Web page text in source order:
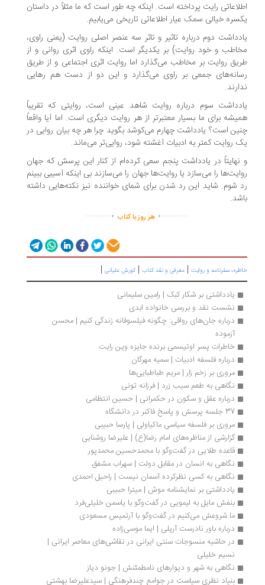
رایت پرداخته است. اینکه چه طور است که ما مثلاً در داستان
خیالی سمک عیار اطلاعاتی تاریخی می‌یابیم.
دوم درباره تاثیر و تاثر سه عنصر اصلی روایت (یعنی راوی،
و خود روایت) بر یکدیگر است. اینکه راوی اثری روانی و از
روایت بر مخاطب می‌گذارد اما روایت اثری اجتماعی و از طریق
جمعی بر راوی می‌گذارد و این دو از دست هم رهایی
سوم درباره روایت شاهد عینی است، روایتی که تقریباً
برای ما بسیار معتبرتر از هر روایت دیگری است. اما آیا واقعاً
است؟ یادداشت چهارم می‌کوشد بگوید چرا هر چه بیان روایی در
روایت کمتر به ادبیات آغشته شود، روایی‌تر می‌ماند.
در یادداشت پنجم سعی کرده‌ام از کنار این پرسش که جهان
را می‌سازد یا روایت‌ها جهان را می‌سازند بی اینکه آسیبی ببینم
شوم. شاید این رد شدن برای شمای خواننده نیز نکته‌هایی داشته
...............
. هر روز با کتاب.
..............
سفرنامه‌ و روایت|معرفی و نقد کتاب|کورش علیانی|
یادداشتی بر شکار کبک | رامین سلیمانی
نشست نقد و بررسی خانواده ابدی
درباره جان‌های رواقی: چگونه فیلسوفانه زندگی کنیم | محسن
خاطرات پسر اوتیسمی برنده جایزه وین رایت
درباره فلسفه ادبیات | سمیه مهرگان
مروری بر زخم زار | مریم‌ طباطبایی‌ها
نگاهی به طعم سیب زرد | فرزانه تونی
درباره عقل و سکون در حکمرانی | حسین انتظامی
مروری بر فلسفه سیاسی ماکیاولی | پارسا حبیبی
گزارشی از مناظره‌های امام رضا(ع) | علیرضا روشنایی
قاعده طلایی در گفت‌وگو با محمدحسین محمدپور
نگاهی به انسان در مقابل دولت | سهراب مشفق
نگاهی به کسی نظرکرده آسمان نیست | راحیل احمدی
یادداشتی بر نمایشنامه موش | میترا حبیبی
بنفش مایل به‌ لیمویی در گفت‌وگو با یاسمن خلیلی‌فرد
ما شروعش می‌کنیم در گفت‌وگو با آرتمیس مسعودی
درباره باور نادرست آریلی | ایما موسی‌زاده
در حاشیه منسوجات سنتی ایرانی در نقاشی‌های معاصر ایرانی |
نسیم خلیلی
نگاهی به شهر و دیوارهای نامطمئنش | جونو دیاز